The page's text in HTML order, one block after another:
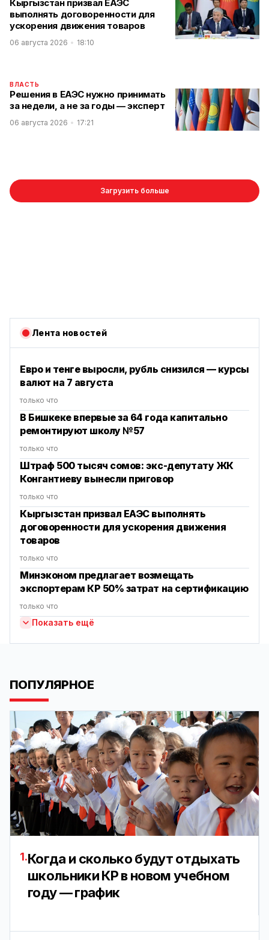
Кыргызстан призвал ЕАЭС
выполнять договоренности для
ускорения движения товаров
06 августа 2026 18:10
ВЛАСТЬ
Решения в ЕАЭС нужно принимать
за недели, а не за годы — эксперт
06 августа 2026 17:21
Загрузить больше
Лента новостей
Евро и тенге выросли, рубль снизился — курсы
валют на 7 августа
только что
В Бишкеке впервые за 64 года капитально
ремонтируют школу №57
только что
Штраф 500 тысяч сомов: экс-депутату ЖК
Конгантиеву вынесли приговор
только что
Кыргызстан призвал ЕАЭС выполнять
договоренности для ускорения движения
товаров
только что
Минэконом предлагает возмещать
экспортерам КР 50% затрат на сертификацию
только что
Показать ещё
ПОПУЛЯРНОЕ
1.Когда и сколько будут отдыхать
школьники КР в новом учебном
году — график